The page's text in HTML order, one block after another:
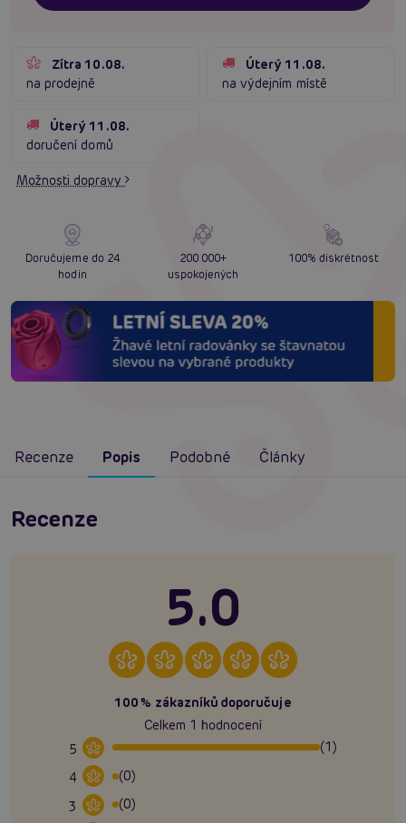
Zítra 10.08.
na prodejně
Úterý 11.08.
na výdejním místě
Úterý 11.08.
doručení domů
Možnosti dopravy
Doručujeme do 24
hodin
200 000+
uspokojených
100% diskrétnost
Recenze Popis Podobné Články
Recenze
5.0
100% zákazníků doporučuje
Celkem 1 hodnocení
5
(1)
4
(0)
3
(0)